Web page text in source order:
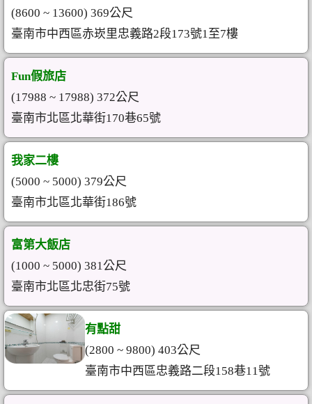
(8600 ~ 13600) 369公尺
臺南市中西區赤崁里忠義路2段173號1至7樓
Fun假旅店
(17988 ~ 17988) 372公尺
臺南市北區北華街170巷65號
我家二樓
(5000 ~ 5000) 379公尺
臺南市北區北華街186號
富第大飯店
(1000 ~ 5000) 381公尺
臺南市北區北忠街75號
有點甜
(2800 ~ 9800) 403公尺
臺南市中西區忠義路二段158巷11號